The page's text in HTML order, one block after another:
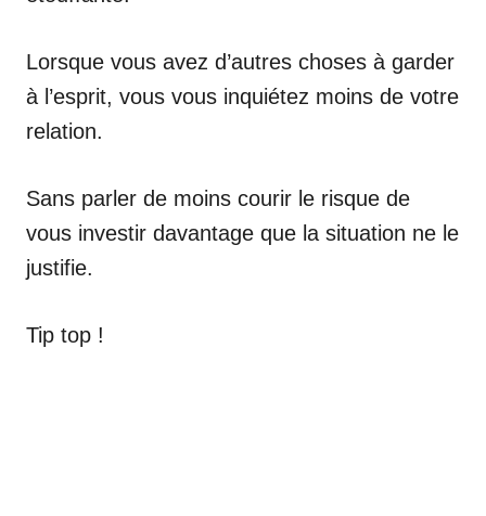
Lorsque vous avez d’autres choses à garder
à l’esprit, vous vous inquiétez moins de votre
relation.
Sans parler de moins courir le risque de
vous investir davantage que la situation ne le
justifie.
Tip top !